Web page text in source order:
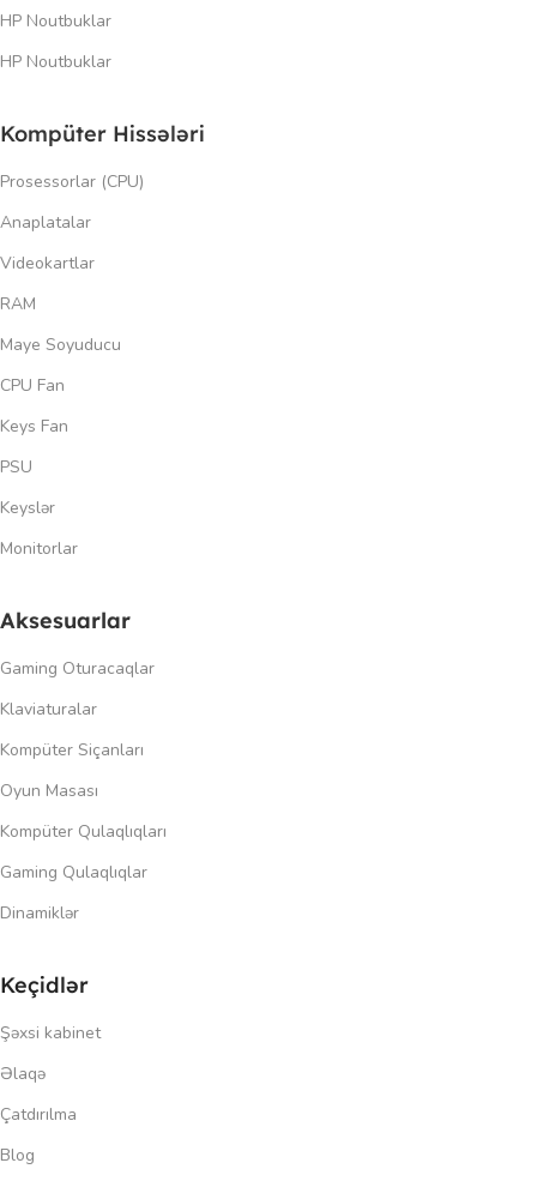
HP Noutbuklar
HP Noutbuklar
Kompüter Hissələri
Prosessorlar (CPU)
Anaplatalar
Videokartlar
RAM
Maye Soyuducu
CPU Fan
Keys Fan
PSU
Keyslər
Monitorlar
Aksesuarlar
Gaming Oturacaqlar
Klaviaturalar
Kompüter Siçanları
Oyun Masası
Kompüter Qulaqlıqları
Gaming Qulaqlıqlar
Dinamiklər
Keçidlər
Şəxsi kabinet
Əlaqə
Çatdırılma
Blog